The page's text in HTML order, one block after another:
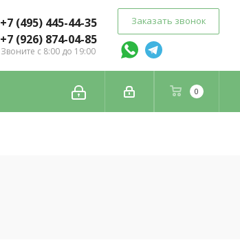
+7 (495) 445-44-35
+7 (926) 874-04-85
Звоните с 8:00 до 19:00
Заказать звонок
0